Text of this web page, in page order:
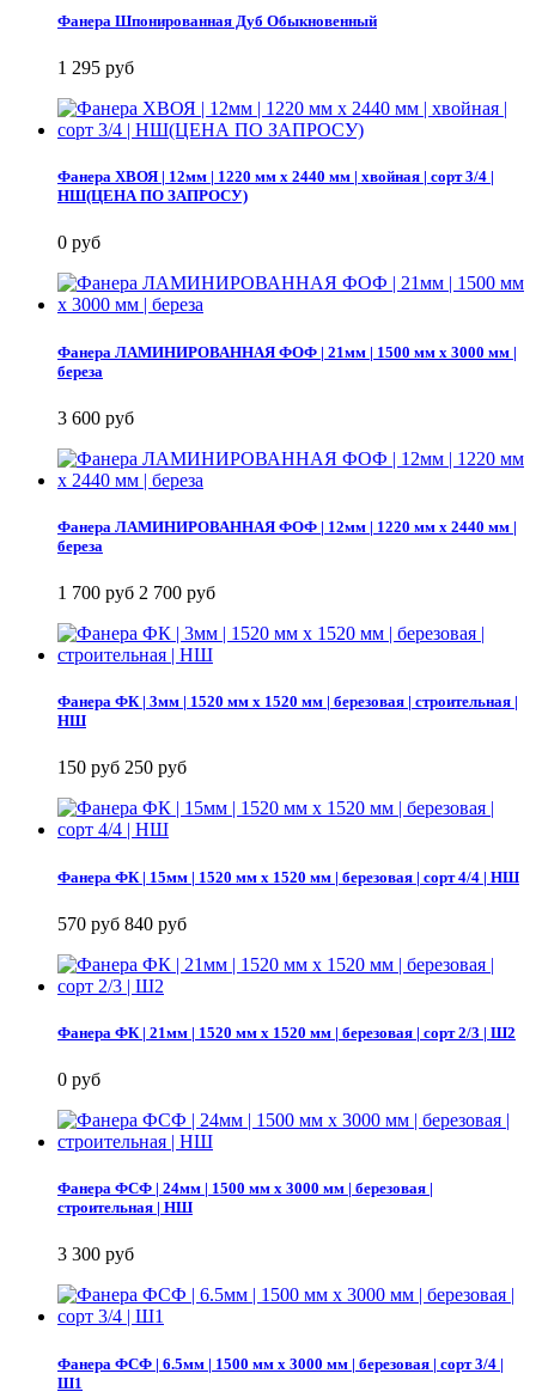
Фанера Шпонированная Дуб Обыкновенный
1 295 руб
Фанера ХВОЯ | 12мм | 1220 мм х 2440 мм | хвойная | сорт 3/4 |
НШ(ЦЕНА ПО ЗАПРОСУ)
0 руб
Фанера ЛАМИНИРОВАННАЯ ФОФ | 21мм | 1500 мм х 3000 мм |
береза
3 600 руб
Фанера ЛАМИНИРОВАННАЯ ФОФ | 12мм | 1220 мм х 2440 мм |
береза
1 700 руб 2 700 руб
Фанера ФК | 3мм | 1520 мм х 1520 мм | березовая | строительная |
НШ
150 руб 250 руб
Фанера ФК | 15мм | 1520 мм х 1520 мм | березовая | сорт 4/4 | НШ
570 руб 840 руб
Фанера ФК | 21мм | 1520 мм х 1520 мм | березовая | сорт 2/3 | Ш2
0 руб
Фанера ФСФ | 24мм | 1500 мм х 3000 мм | березовая |
строительная | НШ
3 300 руб
Фанера ФСФ | 6.5мм | 1500 мм х 3000 мм | березовая | сорт 3/4 |
Ш1